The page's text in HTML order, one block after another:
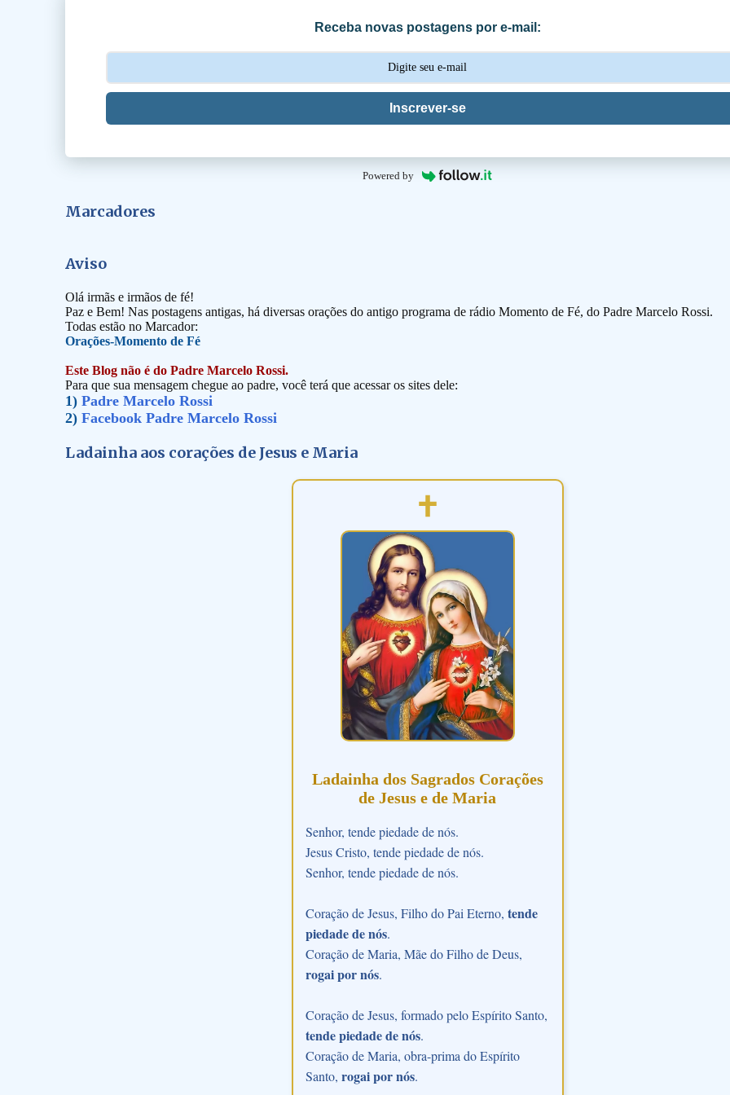
Receba novas postagens por e-mail:
Inscrever-se
Powered by
Marcadores
Aviso
Olá irmãs e irmãos de fé!
Paz e Bem! Nas postagens antigas, há diversas orações do antigo programa de rádio Momento de Fé, do Padre Marcelo Rossi.
Todas estão no Marcador:
Orações-Momento de Fé
Este Blog não é do Padre Marcelo Rossi.
Para que sua mensagem chegue ao padre, você terá que acessar os sites dele:
1) Padre Marcelo Rossi
2) Facebook Padre Marcelo Rossi
Ladainha aos corações de Jesus e Maria
Ladainha dos Sagrados Corações
de Jesus e de Maria
Senhor, tende piedade de nós.
Jesus Cristo, tende piedade de nós.
Senhor, tende piedade de nós.
Coração de Jesus, Filho do Pai Eterno, tende
piedade de nós.
Coração de Maria, Mãe do Filho de Deus,
rogai por nós.
Coração de Jesus, formado pelo Espírito Santo,
tende piedade de nós.
Coração de Maria, obra-prima do Espírito
Santo, rogai por nós.